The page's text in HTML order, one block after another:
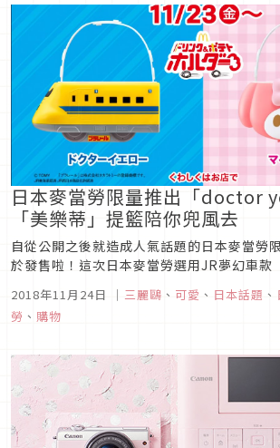
日本麥當勞限量推出「doctor
「美樂蒂」提籃陪你兜風去
自從公開之後就造成人氣話題的日本麥當勞
於發售啦！這次日本麥當勞選用JR夢幻車
目光，甚至連海外粉絲也都到處想辦法找人
的店家不到七點已被搶購一空，想入手的朋
2018年11月24日 ｜ 三麗鷗 、 可愛 、 日本話題 、
勞 、 購物